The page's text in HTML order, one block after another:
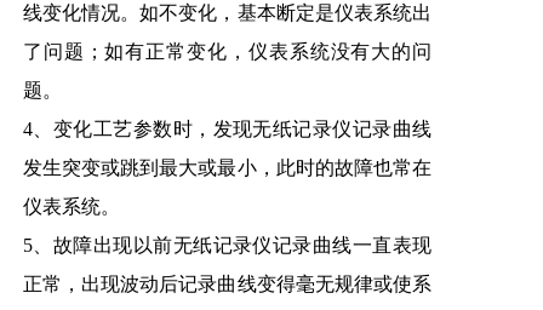
线变化情况。如不变化，基本断定是仪表系统出
了问题；如有正常变化，仪表系统没有大的问
题。
4、变化工艺参数时，发现无纸记录仪记录曲线
发生突变或跳到最大或最小，此时的故障也常在
仪表系统。
5、故障出现以前无纸记录仪记录曲线一直表现
正常，出现波动后记录曲线变得毫无规律或使系